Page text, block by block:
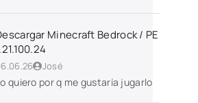
Minecraft Bedrock / PE
José
quiero por q me gustaría jugarlo